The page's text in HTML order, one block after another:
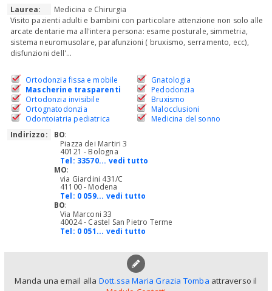
Laurea:
Medicina e Chirurgia
Visito pazienti adulti e bambini con particolare attenzione non solo alle
arcate dentarie ma all'intera persona: esame posturale, simmetria,
sistema neuromusolare, parafunzioni ( bruxismo, serramento, ecc),
disfunzioni dell'...
Ortodonzia fissa e mobile
Mascherine trasparenti
Ortodonzia invisibile
Ortognatodonzia
Odontoiatria pediatrica
Gnatologia
Pedodonzia
Bruxismo
Malocclusioni
Medicina del sonno
Indirizzo:
BO:
Piazza dei Martiri 3
40121 - Bologna
Tel: 33570... vedi tutto
MO:
via Giardini 431/C
41100 - Modena
Tel: 0 059... vedi tutto
BO:
Via Marconi 33
40024 - Castel San Pietro Terme
Tel: 0 051... vedi tutto
Manda una email alla Dott.ssa Maria Grazia Tomba attraverso il